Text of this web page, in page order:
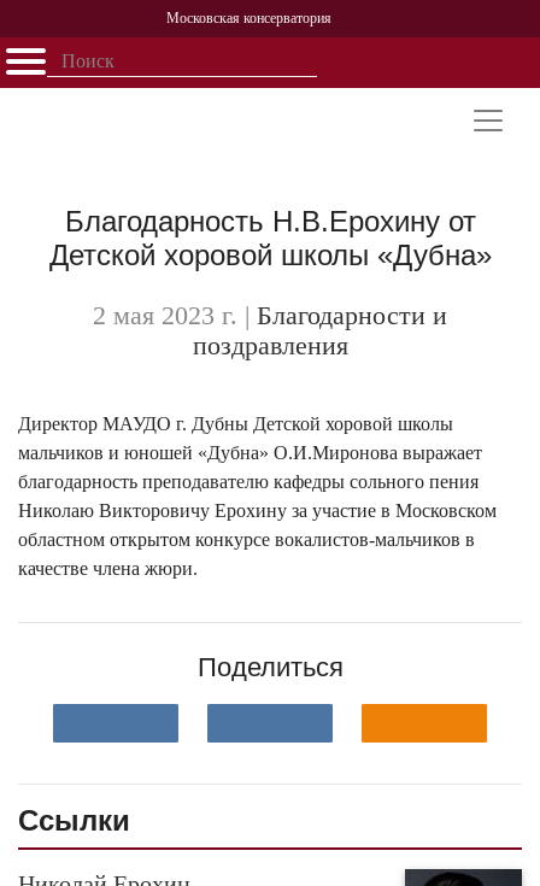
Московская консерватория
Открыть - закрыть
Персоналии
История
Благодарность Н.В.Ерохину от
Детской хоровой школы «Дубна»
2 мая 2023 г. | Благодарности и
поздравления
Директор МАУДО г. Дубны Детской хоровой школы
мальчиков и юношей «Дубна» О.И.Миронова выражает
благодарность преподавателю кафедры сольного пения
Николаю Викторовичу Ерохину за участие в Московском
областном открытом конкурсе вокалистов-мальчиков в
качестве члена жюри.
Поделиться
Ссылки